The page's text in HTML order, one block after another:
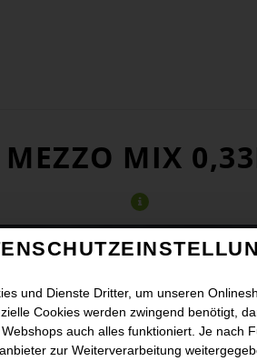
MEZZO MIX
und Dienste Dritter, um unseren
Cookies werden zwingend benötigt,
auch alles funktioniert. Je nach
zur Weiterverarbeitung